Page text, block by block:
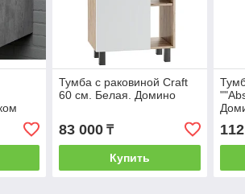
Тумба с раковиной Craft
60 см. Белая. Домино
83 000₸
Купить